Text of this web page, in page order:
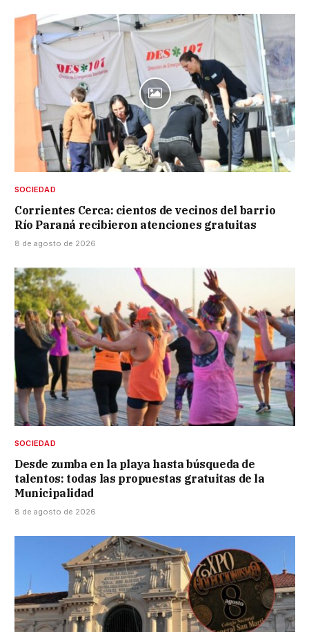
SOCIEDAD
Corrientes Cerca: cientos de vecinos del barrio
Río Paraná recibieron atenciones gratuitas
8 de agosto de 2026
SOCIEDAD
Desde zumba en la playa hasta búsqueda de
talentos: todas las propuestas gratuitas de la
Municipalidad
8 de agosto de 2026